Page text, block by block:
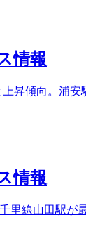
情報
昇傾向。浦
情報
線山田駅